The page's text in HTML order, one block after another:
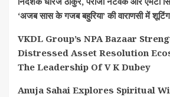
‘अजब सास के गजब बहुरिया’ की वाराणसी में
VKDL Group’s NPA Bazaar
Distressed Asset Resolution
The Leadership Of V K Dubey
Anuja Sahai Explores Spiritual